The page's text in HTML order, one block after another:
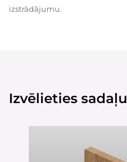
izstrādājumu.
Izvēlieties sadaļu